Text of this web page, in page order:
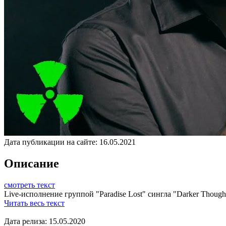
Дата публикации на сайте: 16.05.2021
Описание
смотреть текст
Live-исполнение группой "Paradise Lost" сингла "Darker
Читать весь текст
Дата релиза: 15.05.2020